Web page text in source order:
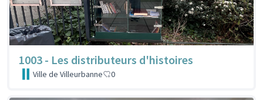
1003 - Les distributeurs d'histoires
Ville de Villeurbanne 0